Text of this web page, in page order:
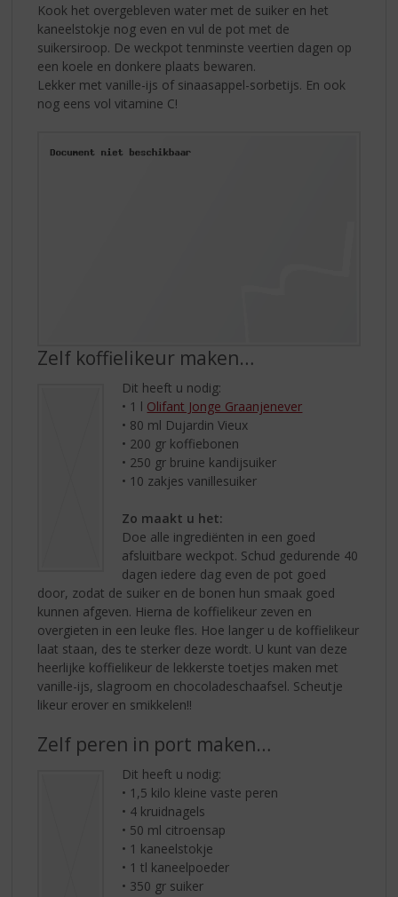
Kook het overgebleven water met de suiker en het
kaneelstokje nog even en vul de pot met de
suikersiroop. De weckpot tenminste veertien dagen op
een koele en donkere plaats bewaren.
Lekker met vanille-ijs of sinaasappel-sorbetijs. En ook
nog eens vol vitamine C!
Zelf koffielikeur maken…
Dit heeft u nodig:
• 1 l Olifant Jonge Graanjenever
• 80 ml Dujardin Vieux
• 200 gr koffiebonen
• 250 gr bruine kandijsuiker
• 10 zakjes vanillesuiker
Zo maakt u het:
Doe alle ingrediënten in een goed
afsluitbare weckpot. Schud gedurende 40
dagen iedere dag even de pot goed
door, zodat de suiker en de bonen hun smaak goed
kunnen afgeven. Hierna de koffielikeur zeven en
overgieten in een leuke fles. Hoe langer u de koffielikeur
laat staan, des te sterker deze wordt. U kunt van deze
heerlijke koffielikeur de lekkerste toetjes maken met
vanille-ijs, slagroom en chocoladeschaafsel. Scheutje
likeur erover en smikkelen!!
Zelf peren in port maken…
Dit heeft u nodig:
• 1,5 kilo kleine vaste peren
• 4 kruidnagels
• 50 ml citroensap
• 1 kaneelstokje
• 1 tl kaneelpoeder
• 350 gr suiker